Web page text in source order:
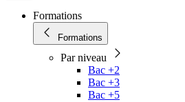
Formations
Formations
Par niveau
Bac +2
Bac +3
Bac +5